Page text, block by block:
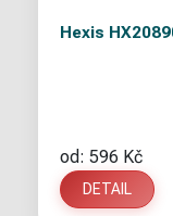
Hexis
od: 596 Kč
DETAIL